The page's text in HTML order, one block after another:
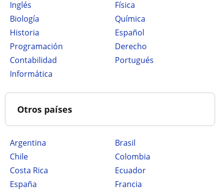
Inglés
Física
Biología
Química
Historia
Español
Programación
Derecho
Contabilidad
Portugués
Informática
Otros países
Argentina
Brasil
Chile
Colombia
Costa Rica
Ecuador
España
Francia